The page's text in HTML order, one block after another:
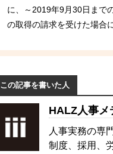
に、～2019年9月30日まで
の取得の請求を受けた場合
この記事を書いた人
HALZ人事メ
人事実務の専
制度、採用、